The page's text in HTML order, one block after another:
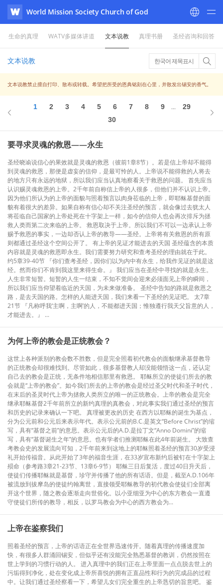
WATV
World Mission Society Church of God
生命的真理 WATV多媒体讲道 文本说教 真理书册 圣经咨询和回答
文本说教 한국어 제목표시
文本说教禁止擅自打印、散布或转载。希望把所受的恩典铭刻在心里，并散发出锡安的香气。
1 2 3 4 5 6 7 8 9 ...
29
30
要寻求灵魂的救恩——永生
圣经晓谕说信心的果效就是灵魂的救恩（彼前1章8节）。若是信上帝却不能得
到灵魂的救恩，那便是虚妄的信仰，是最可怜的人。上帝说不能得救的人将去
的地方只有永远的地狱，所以我们应当认真地察看关于救恩的问题。 首先应当
认识赐灵魂救恩的上帝。2千年前自称信上帝的人很多，但他们并不认识上帝。
因为他们所认为的上帝的面貌与照着预言以肉身莅临的上帝，即耶稣基督的面
貌有着很大的差异。如果自称有信心却不关注圣经的预言，就会像过去犹太人
将莅临自己国家的上帝处死在十字架上一样，如今的信仰人也会再次排斥为拯
救人类而第二次来临的上帝。 救恩取决于上帝。所以我们不可以一边承认上帝
赐予救恩的事实，一边却否认上帝的教导——圣经。上帝将有关救恩的所有原
则都通过圣经这个空间公开了。 有上帝的见证才能进去的天国 圣经蕴含的本质
内容就是灵魂的救恩即永生。我们需要努力研究和查考圣经的理由就在于此。
约5章39-40节 『你们查考圣经，因你们以为内中有永生，给我作见证的就是这
经。然而你们不肯到我这里来得生命。』 我们应当在圣经中寻找的就是永生。
人生非常短暂。短暂的人生一结束，不知不觉间会迎来必须面见上帝的瞬间，
所以我们应当仰望着临近的天国，为未来做准备。 圣经中告知的路就是救恩之
路，是去天国的路。怎样的人能进天国，我们来看一下圣经的见证吧。 太7章
21节 『凡称呼我‘主啊，主啊’的人，不能都进天国；惟独遵行我天父旨意的人，
才能进去。』 ...
​为何上帝的教会是正统教会？
这世上各种派别的教会数不胜数，但是完全照着初代教会的面貌继承基督教导
的正统教会却很难找到。尽管如此，很多基督教人却没能领悟这一点，还认定
自己去的教会是正统，无条件地相信那里有救恩。 耶稣所立的使徒们所去的教
会就是“上帝的教会”。如今我们所去的上帝的教会是经过圣父时代和圣子时代，
在末后的圣灵时代上帝为拯救人类所立的唯一的正统教会。上帝的教会是完全
继承耶稣基督2千年前所立的新约真理的真教会，对此事实我们通过圣经的预言
和历史的记录来确认一下吧。 真理被更改的历史 在西方以耶稣的诞生为基点，
分为公元前和公元后来表示年代。表示公元前的B.C.是英文“Before Christ”的缩
写，具有“基督之前”的意思。表示公元后的A.D.是拉丁文“Anno Domini”的缩
写，具有“基督诞生之年”的意思。也有学者们推测耶稣在此4年前诞生。 大致查
考教会史的发展流向可知，2千年前来到这地上的耶稣照着圣经的预言30岁受浸
礼开始传福音。从此开始了3年的福音生涯，在33岁宣布新约后被钉在十字架上
殒命（参考路3章21-23节、13章6-9节） 耶稣三日后复活，度过40日升天后，
使徒们传播耶稣就是基督，珍守并传播了他的所有话语。但是，截至A.D.106年
被流放到拔摩岛的使徒约翰离世，直接领受耶稣教导的初代教会使徒们全部离
开这个世界，随之教会逐渐走向世俗化。以小亚细亚为中心的东方教会一直遵
守使徒们所传的教导，相反，以罗马教会为中心的西方教会为...
上帝在鉴察我们
照着圣经的预言，上帝的话语正在全世界迅速传开。随着真理的传播速度加
快，有很多人群涌回锡安，但似乎还有没能完全熟悉基督的教训，仍然按照在
世上学到的习惯行动的人。 进入真理中的我们正在上帝里面一点点脱去世上的
污垢得到净化，处在变化成上帝所喜悦的拥有正直品性和行为的完成品的过程
中。让我们通过圣经察看一下，希望儿女们完全重生的上帝恳切的旨意吧。 鉴